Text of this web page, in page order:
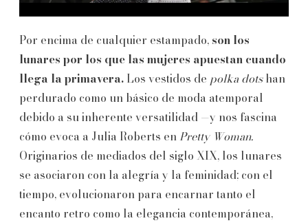
Por encima de cualquier estampado, son los
lunares por los que las mujeres apuestan cuando
llega la primavera. Los vestidos de polka dotshan
perdurado como un básico de moda atemporal
debido a su inherente versatilidad —y nos fascina
cómo evoca a Julia Roberts en Pretty Woman.
Originarios de mediados del siglo XIX, los lunares
se asociaron con la alegría y la feminidad; con el
tiempo, evolucionaron para encarnar tanto el
encanto retro como la elegancia contemporánea,